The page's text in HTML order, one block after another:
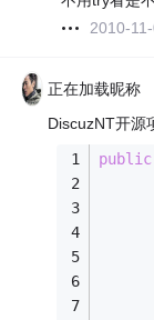
2010-
正在加载昵称
DiscuzNT开源
public